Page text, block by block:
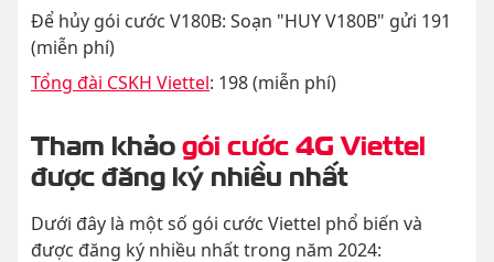
Để hủy gói cước V180B: Soạn "HUY V180B" gửi 191
(miễn phí)
Tổng đài CSKH Viettel: 198 (miễn phí)
Tham khảogói cước 4G Viettel
được đăng ký nhiều nhất
Dưới đây là một số gói cước Viettel phổ biến và
được đăng ký nhiều nhất trong năm 2024: